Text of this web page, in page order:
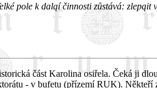
pole k daląí činnosti zůstává: zlepąit
část Karolina osiřela. Čeká ji
- v bufetu (přízemí RUK).